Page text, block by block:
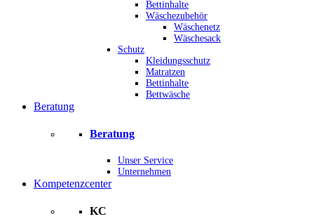
Bettinhalte
Wäschezubehör
Wäschenetz
Wäschesack
Schutz
Kleidungsschutz
Matratzen
Bettinhalte
Bettwäsche
Beratung
Beratung
Unser Service
Unternehmen
Kompetenzcenter
KC